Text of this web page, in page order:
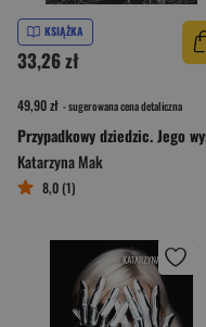
KSIĄŻKA
33,26 zł
49,90 zł - sugerowana cena detaliczna
Katarzyna Mak
8,0 (1)